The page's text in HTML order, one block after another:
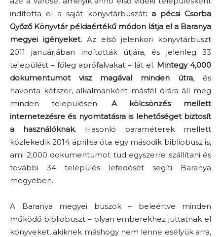
indította el a saját könyvtárbuszát: a pécsi Csorba
Győző Könyvtár példaértékű módon látja el a Baranya
megyei igényeket. Az első jelenkori könyvtárbuszt
2011 januárjában indították útjára, és jelenleg 33
települést – főleg aprófalvakat – lát el. Mintegy 4,000
dokumentumot visz magával minden útra, és
havonta kétszer, alkalmanként másfél órára áll meg
minden településen. A kölcsönzés mellett
internetezésre és nyomtatásra is lehetőséget biztosít
a használóknak. Hasonló paraméterek mellett
közlekedik 2014 áprilisa óta egy második bibliobusz is,
ami 2,000 dokumentumot tud egyszerre szállítani és
további 34 település lefedését segíti Baranya
megyében.
A Baranya megyei buszok – beleértve minden
működő bibliobuszt – olyan emberekhez juttatnak el
könyveket, akiknek máshogy nem lenne esélyük arra,